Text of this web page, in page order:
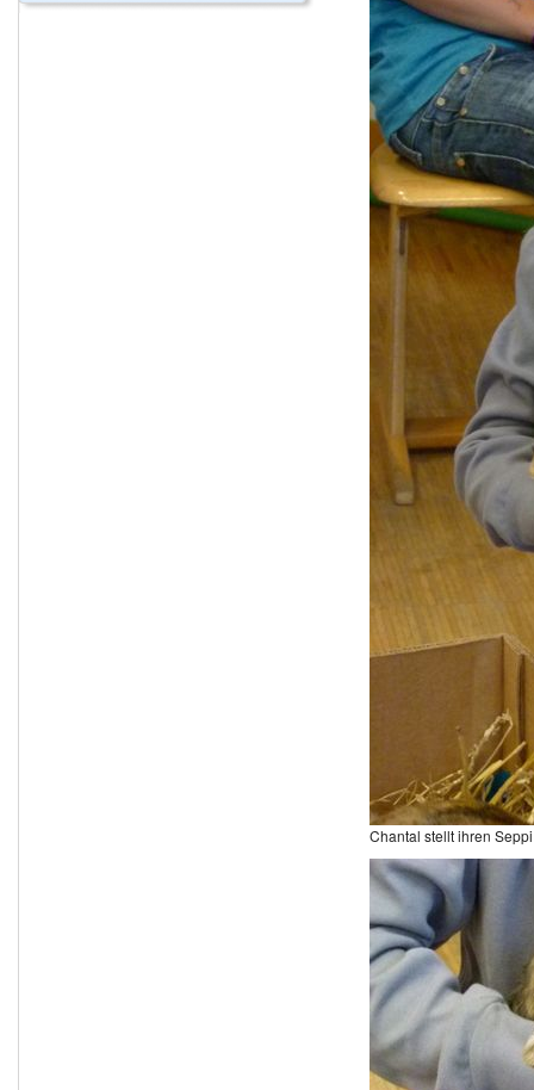
Chantal stellt ihren